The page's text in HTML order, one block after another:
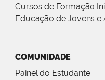
Cursos de Formação
Educação de Jovens e
COMUNIDADE
Painel do Estudante